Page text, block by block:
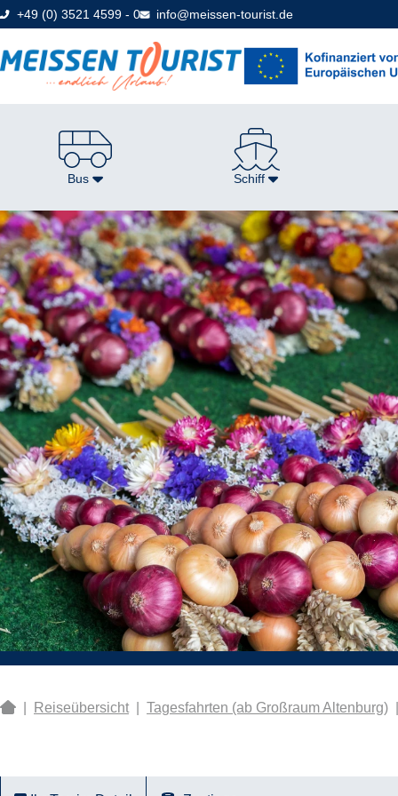
Direkt
zum+49 (0) 3521 4599 - 0 info@meissen-tourist.de
Bus Schiff
Reiseübersicht Tagesfahrten (ab Großraum Altenburg)